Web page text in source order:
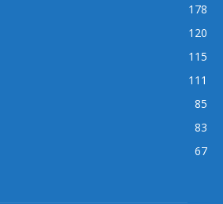
178
120
115
111
85
83
67